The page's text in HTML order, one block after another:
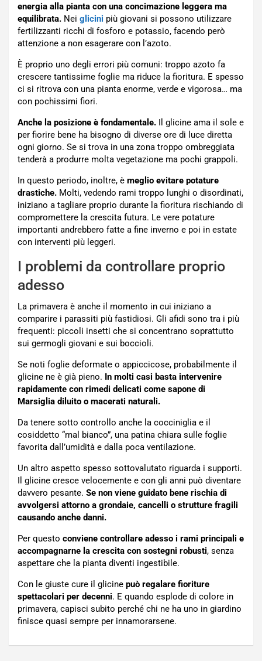
energia alla pianta con una concimazione leggera ma
equilibrata. Nei glicini più giovani si possono utilizzare
fertilizzanti ricchi di fosforo e potassio, facendo però
attenzione a non esagerare con l’azoto.
È proprio uno degli errori più comuni: troppo azoto fa
crescere tantissime foglie ma riduce la fioritura. E spesso
ci si ritrova con una pianta enorme, verde e vigorosa… ma
con pochissimi fiori.
Anche la posizione è fondamentale. Il glicine ama il sole e
per fiorire bene ha bisogno di diverse ore di luce diretta
ogni giorno. Se si trova in una zona troppo ombreggiata
tenderà a produrre molta vegetazione ma pochi grappoli.
In questo periodo, inoltre, è meglio evitare potature
drastiche. Molti, vedendo rami troppo lunghi o disordinati,
iniziano a tagliare proprio durante la fioritura rischiando di
compromettere la crescita futura. Le vere potature
importanti andrebbero fatte a fine inverno e poi in estate
con interventi più leggeri.
I problemi da controllare proprio
adesso
La primavera è anche il momento in cui iniziano a
comparire i parassiti più fastidiosi. Gli afidi sono tra i più
frequenti: piccoli insetti che si concentrano soprattutto
sui germogli giovani e sui boccioli.
Se noti foglie deformate o appiccicose, probabilmente il
glicine ne è già pieno. In molti casi basta intervenire
rapidamente con rimedi delicati come sapone di
Marsiglia diluito o macerati naturali.
Da tenere sotto controllo anche la cocciniglia e il
cosiddetto “mal bianco”, una patina chiara sulle foglie
favorita dall’umidità e dalla poca ventilazione.
Un altro aspetto spesso sottovalutato riguarda i supporti.
Il glicine cresce velocemente e con gli anni può diventare
davvero pesante. Se non viene guidato bene rischia di
avvolgersi attorno a grondaie, cancelli o strutture fragili
causando anche danni.
Per questo conviene controllare adesso i rami principali e
accompagnarne la crescita con sostegni robusti, senza
aspettare che la pianta diventi ingestibile.
Con le giuste cure il glicine può regalare fioriture
spettacolari per decenni. E quando esplode di colore in
primavera, capisci subito perché chi ne ha uno in giardino
finisce quasi sempre per innamorarsene.